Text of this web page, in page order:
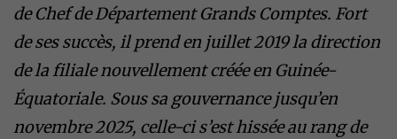
de Chef de Département Grands Comptes. Fort
de ses succès, il prend en juillet 2019 la direction
de la filiale nouvellement créée en Guinée-
Équatoriale. Sous sa gouvernance jusqu’en
novembre 2025, celle-ci s’est hissée au rang de